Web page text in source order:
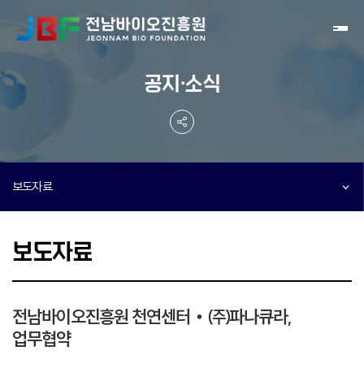
공지·소식
보도자료
보도자료
전남바이오진흥원 천연센터‧㈜파나큐라,
업무협약